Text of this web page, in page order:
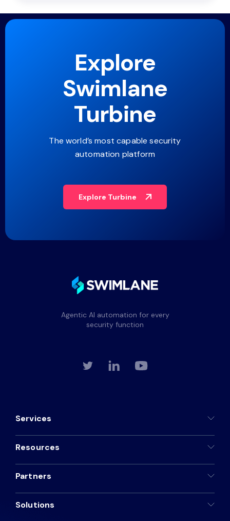
Explore
Swimlane
Turbine
The world’s most capable security
automation platform
Explore Turbine
Agentic AI automation for every
security function
Services
Resources
Partners
Solutions